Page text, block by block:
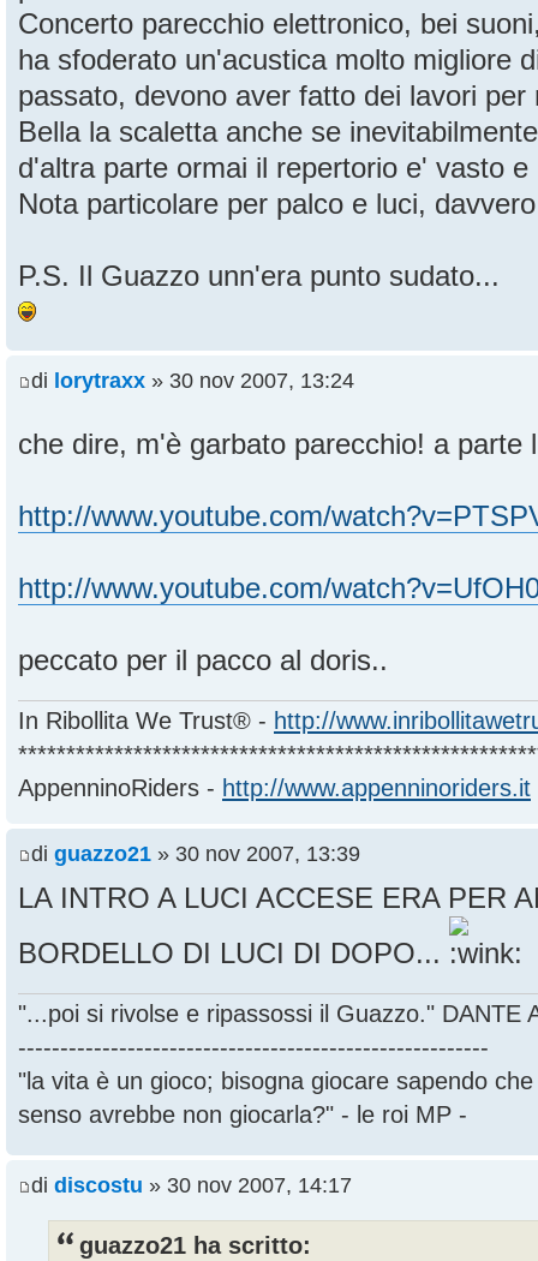
Concerto parecchio elettronico, bei
ha sfoderato un'acustica molto migliore
passato, devono aver fatto dei lavori per
Bella la scaletta anche se
d'altra parte ormai il repertorio e' vasto e
Nota particolare per palco e luci,
P.S. Il Guazzo unn'era punto sudato...
di lorytraxx » 30 nov 2007, 13:24
che dire, m'è garbato parecchio! a
http://www.youtube.com/
http://www.youtube.com/
peccato per il pacco al doris..
In Ribollita We Trust® - http://
AppenninoRiders - http://www.appenninoriders.it
di guazzo21 » 30 nov 2007, 13:39
LA INTRO A LUCI ACCESE ERA PER
BORDELLO DI LUCI DI DOPO...
"...poi si rivolse e ripassossi il Guazzo." DANTE
--------------------------------------------------------
"la vita è un gioco; bisogna giocare sapendo
senso avrebbe non giocarla?" - le roi MP -
di discostu » 30 nov 2007, 14:17
guazzo21 ha scritto: